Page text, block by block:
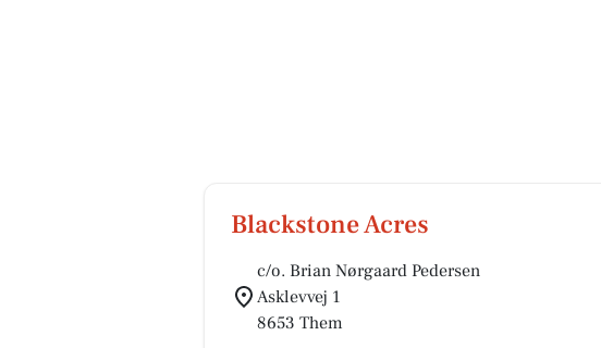
Blackstone Acres
c/o. Brian Nørgaard Pedersen
Asklevvej 1
8653 Them